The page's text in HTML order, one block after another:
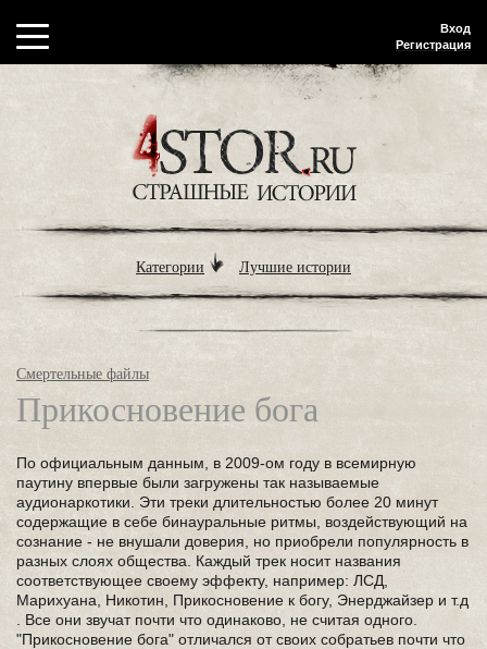
Вход
Регистрация
Категории Лучшие истории
Смертельные файлы
Прикосновение бога
По официальным данным, в 2009-ом году в всемирную
паутину впервые были загружены так называемые
аудионаркотики. Эти треки длительностью более 20 минут
содержащие в себе бинауральные ритмы, воздействующий на
сознание - не внушали доверия, но приобрели популярность в
разных слоях общества. Каждый трек носит названия
соответствующее своему эффекту, например: ЛСД,
Марихуана, Никотин, Прикосновение к богу, Энерджайзер и т.д
. Все они звучат почти что одинаково, не считая одного.
"Прикосновение бога" отличался от своих собратьев почти что